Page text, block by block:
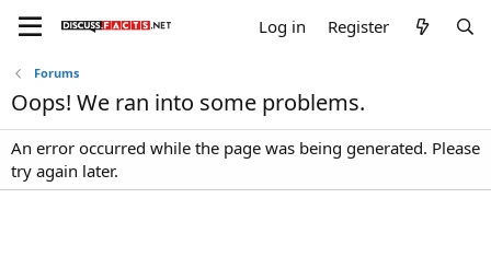
Log in Register
Forums
Oops! We ran into some problems.
An error occurred while the page was being generated. Please
try again later.